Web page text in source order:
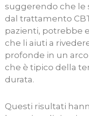
suggerendo che le
dal trattamento
pazienti, potrebbe
che li aiuti a
profonde in un
che è tipico della
durata.
Questi risultati